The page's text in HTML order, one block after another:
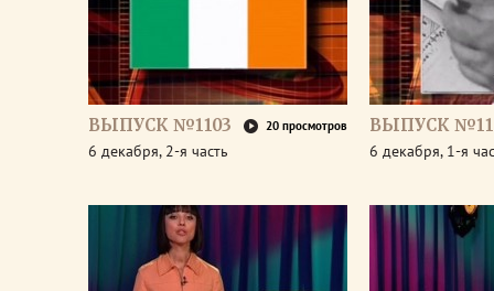
ВЫПУСК №1103 20 просмотров
6 декабря, 2-я часть
ВЫПУСК
6 декабря, 1-я